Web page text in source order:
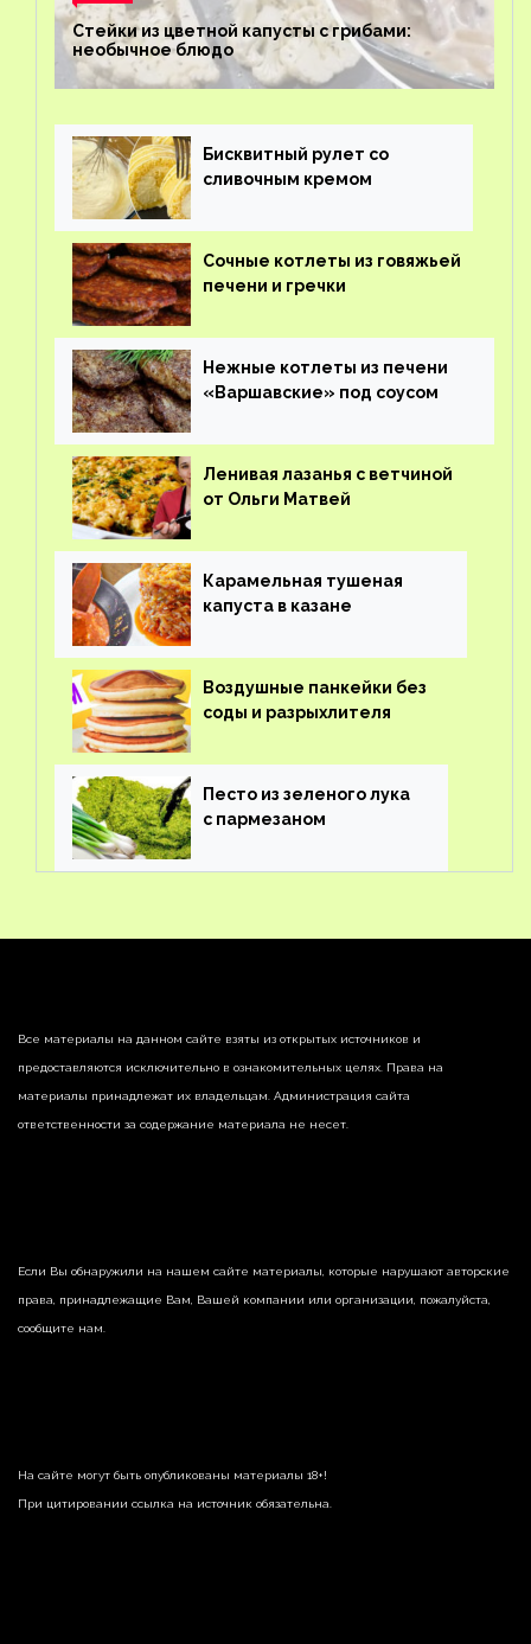
Стейки из цветной капусты с грибами:
необычное блюдо
Бисквитный рулет со
сливочным кремом
Сочные котлеты из говяжьей
печени и гречки
Нежные котлеты из печени
«Варшавские» под соусом
Ленивая лазанья с ветчиной
от Ольги Матвей
Карамельная тушеная
капуста в казане
Воздушные панкейки без
соды и разрыхлителя
Песто из зеленого лука
с пармезаном
Все материалы на данном сайте взяты из открытых источников и
предоставляются исключительно в ознакомительных целях. Права на
материалы принадлежат их владельцам. Администрация сайта
ответственности за содержание материала не несет.
Если Вы обнаружили на нашем сайте материалы, которые нарушают авторские
права, принадлежащие Вам, Вашей компании или организации, пожалуйста,
сообщите нам.
На сайте могут быть опубликованы материалы 18+!
При цитировании ссылка на источник обязательна.